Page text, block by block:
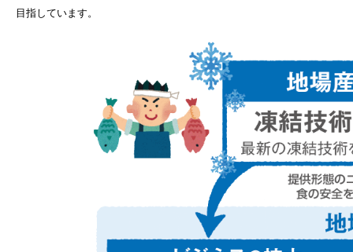
目指しています。